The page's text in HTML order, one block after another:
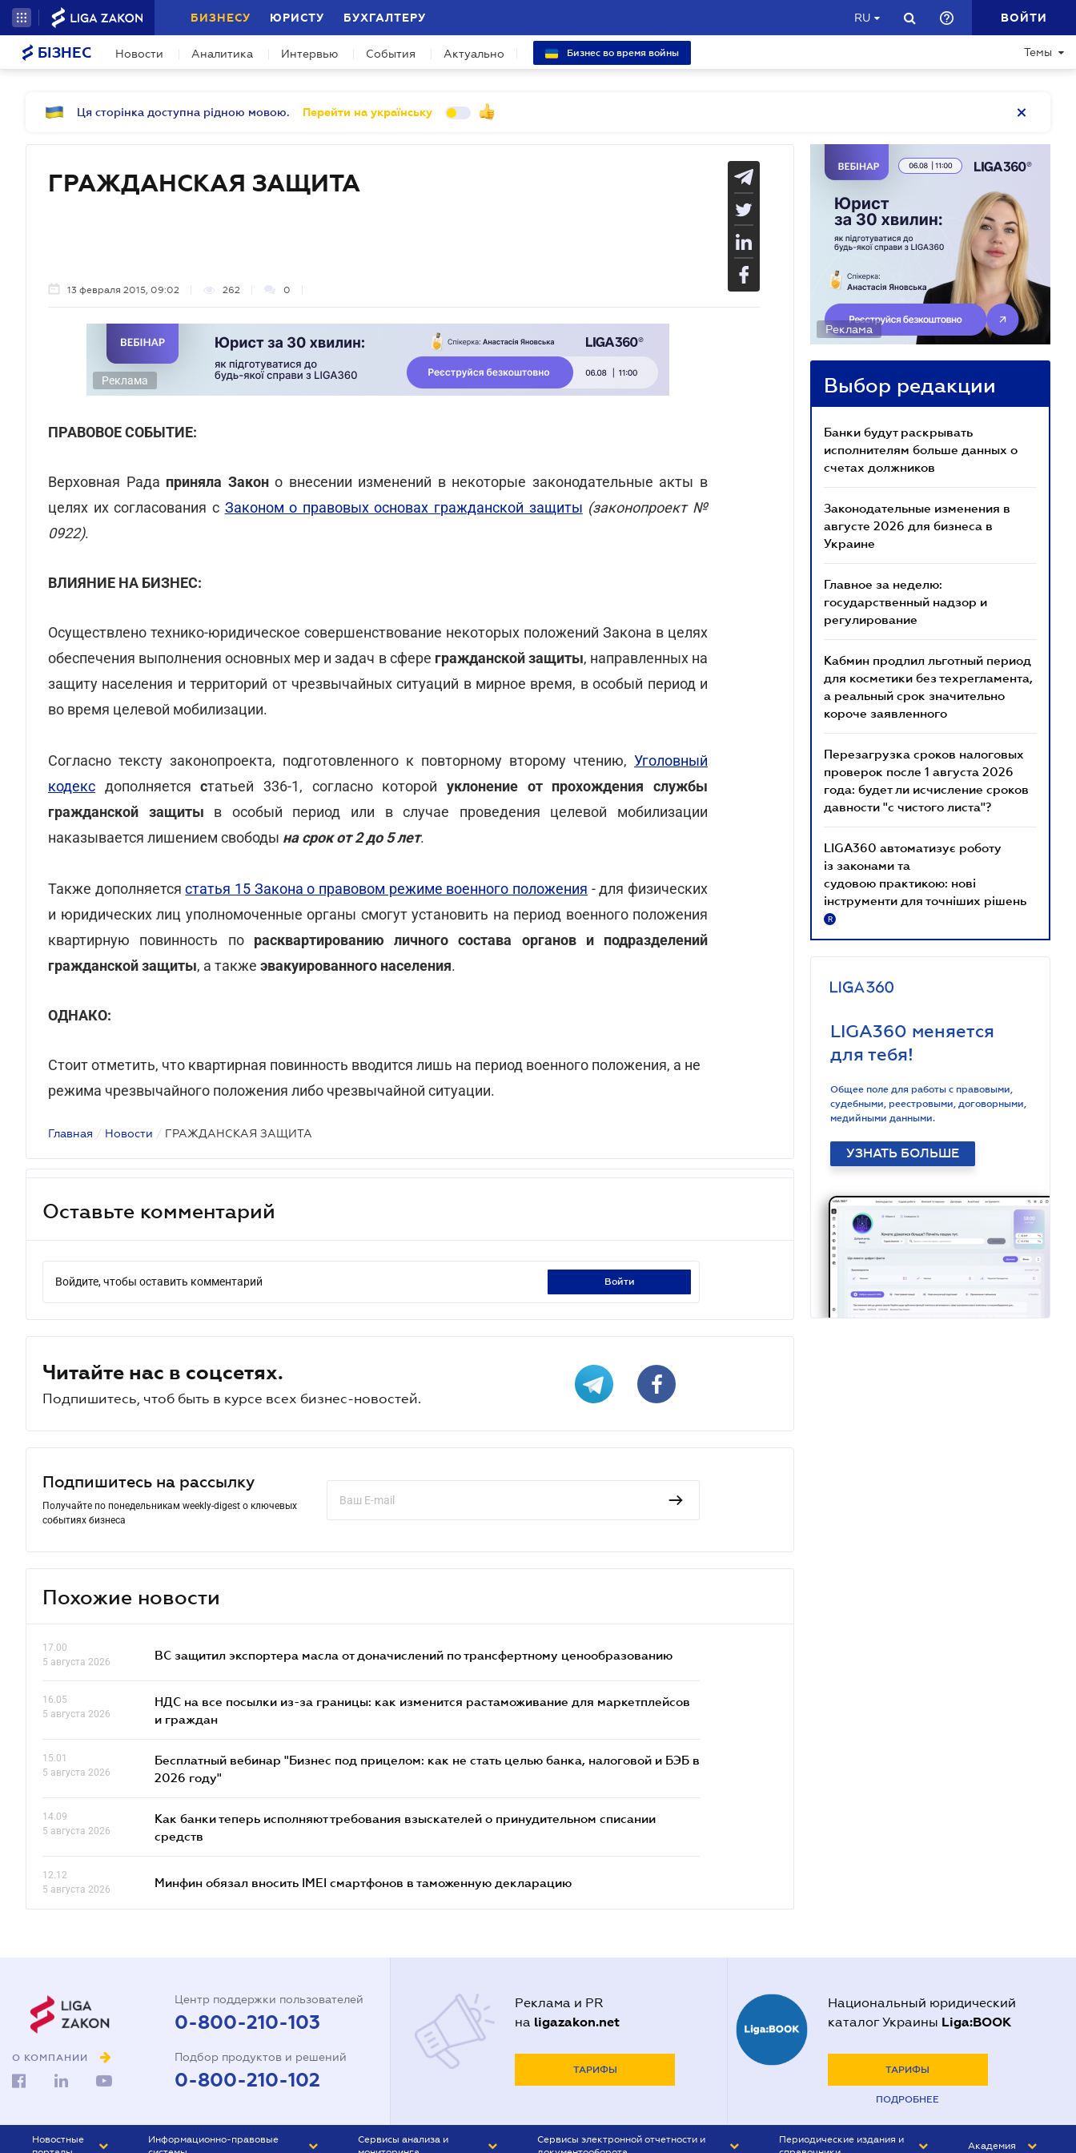
БИЗНЕСУ ЮРИСТУ БУХГАЛТЕРУ RU ВОЙТИ
БІЗНЕС Новости Аналитика Интервью События Актуально Бизнес во время войны Темы
Ця сторінка доступна рідною мовою. Перейти на українську
ГРАЖДАНСКАЯ ЗАЩИТА
13 февраля 2015, 09:02 262 0
Реклама
ПРАВОВОЕ СОБЫТИЕ:
Верховная Рада приняла Законо внесении изменений в некоторые законодательные акты в
целях их согласования с Законом о правовых основах гражданской защиты (законопроект №
0922).
ВЛИЯНИЕ НА БИЗНЕС:
Осуществлено технико-юридическое совершенствование некоторых положений Закона в целях
обеспечения выполнения основных мер и задач в сфере гражданской защиты, направленных на
защиту населения и территорий от чрезвычайных ситуаций в мирное время, в особый период и
во время целевой мобилизации.
Согласно тексту законопроекта, подготовленного к повторному второму чтению, Уголовный
кодекс дополняетсястатьей 336-1, согласно которойуклонение от прохождения службы
гражданской защиты в особый период или в случае проведения целевой мобилизации
наказывается лишением свободы на срок от 2 до 5 лет.
Также дополняетсястатья 15 Закона о правовом режиме военного положения - для физических
и юридических лиц уполномоченные органы смогут установить на период военного положения
квартирную повинность по расквартированию личного состава органов и подразделений
гражданской защиты, а также эвакуированного населения.
ОДНАКО:
Стоит отметить, что квартирная повинность вводится лишь на период военного положения, а не
режима чрезвычайного положения либо чрезвычайной ситуации.
Главная / Новости / ГРАЖДАНСКАЯ ЗАЩИТА
Оставьте комментарий
Войдите, чтобы оставить комментарий войти
Читайте нас в соцсетях.
Подпишитесь, чтоб быть в курсе всех бизнес-новостей.
Подпишитесь на рассылку
Получайте по понедельникам weekly-digest о ключевых
событиях бизнеса
Похожие новости
17.00
5 августа 2026
ВС защитил экспортера масла от доначислений по трансфертному ценообразованию
16.05
5 августа 2026
НДС на все посылки из-за границы: как изменится растаможивание для маркетплейсов
и граждан
15.01
5 августа 2026
Бесплатный вебинар "Бизнес под прицелом: как не стать целью банка, налоговой и БЭБ в
2026 году"
14.09
5 августа 2026
Как банки теперь исполняют требования взыскателей о принудительном списании
средств
12.12
5 августа 2026
Минфин обязал вносить IMEI смартфонов в таможенную декларацию
Реклама
Выбор редакции
Банки будут раскрывать
исполнителям больше данных о
счетах должников
Законодательные изменения в
августе 2026 для бизнеса в
Украине
Главное за неделю:
государственный надзор и
регулирование
Кабмин продлил льготный период
для косметики без техрегламента,
а реальный срок значительно
короче заявленного
Перезагрузка сроков налоговых
проверок после 1 августа 2026
года: будет ли исчисление сроков
давности "с чистого листа"?
LIGA360 автоматизує роботу
із законами та
судовою практикою: нові
інструменти для точніших рішень
R
LIGA360 меняется
для тебя!
Общее поле для работы с правовыми,
судебными, реестровыми, договорными,
медийными данными.
УЗНАТЬ БОЛЬШЕ
О КОМПАНИИ
Центр поддержки пользователей
0-800-210-103
Подбор продуктов и решений
0-800-210-102
Реклама и PR
на ligazakon.net
ТАРИФЫ
Национальный юридический
каталог Украины Liga:BOOK
ТАРИФЫ
ПОДРОБНЕЕ
Новостные
Информационно-правовые
Сервисы анализа и
Сервисы электронной отчетности и
Периодические издания и
Академия